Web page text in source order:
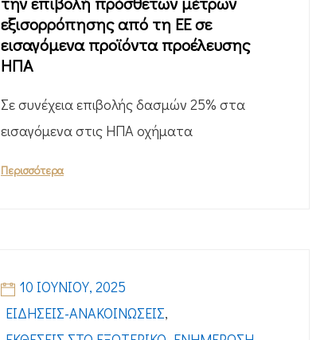
εξισορρόπησης από τη ΕΕ σε
εισαγόμενα προϊόντα προέλευσης
ΗΠΑ
Σε συνέχεια επιβολής δασμών 25% στα
εισαγόμενα στις ΗΠΑ οχήματα
Περισσότερα
10 ΙΟΥΝΊΟΥ, 2025
ΕΙΔΉΣΕΙΣ-ΑΝΑΚΟΙΝΏΣΕΙΣ,